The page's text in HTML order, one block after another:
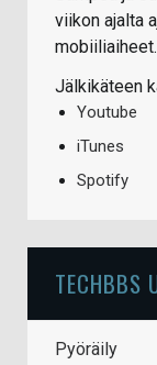
viikon ajalta
mobiiliaiheet.
Jälkikäteen
Youtube
iTunes
Spotify
TECHBBS
Pyöräily